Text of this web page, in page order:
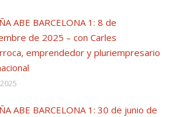
ABE BARCELONA 1: 8 de
de 2025 – con Carles
emprendedor y pluriempresario
ABE BARCELONA 1: 30 de junio de